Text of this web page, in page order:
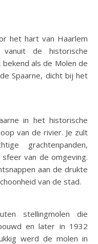
het hart van Haarlem
de historische
als de Molen de
Spaarne, dicht bij het
in het historische
van de rivier. Je zult
grachtenpanden,
van de omgeving.
aan de drukte
van de stad.
stellingmolen die
en later in 1932
werd de molen in